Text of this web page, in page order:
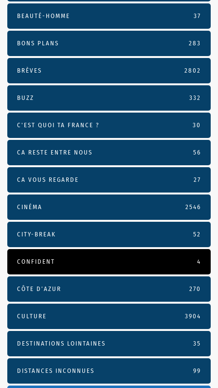
BEAUTÉ-HOMME 37
BONS PLANS 283
BRÈVES 2802
BUZZ 332
C'EST QUOI TA FRANCE ? 30
CA RESTE ENTRE NOUS 56
CA VOUS REGARDE 27
CINÉMA 2546
CITY-BREAK 52
CONFIDENT 4
CÔTE D’AZUR 270
CULTURE 3904
DESTINATIONS LOINTAINES 35
DISTANCES INCONNUES 99